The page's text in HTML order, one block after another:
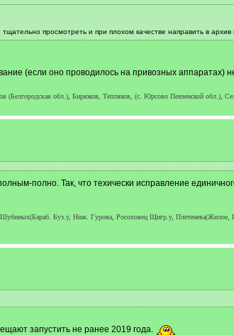
просмотреть и при плохом качестве направить в
(если оно проводилось на привозных
обл.), Бирюков, Тепляков, (с. Юрсово Пензенской обл.),
полно. Так, что техически исправление
Буз.у, Ниж. Гурова, Росоховец Щигр.у, Плетенева(Жилое,
запустить не ранее 2019 года.